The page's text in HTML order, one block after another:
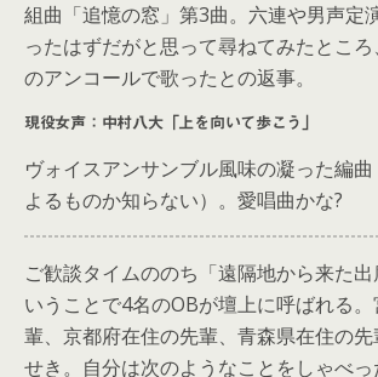
組曲「追憶の窓」第3曲。六連や男声定
ったはずだがと思って尋ねてみたとこ
のアンコールで歌ったとの返事。
現役女声：中村八大「上を向いて歩こう」
ヴォイスアンサンブル風味の凝った編
よるものか知らない）。愛唱曲かな?
ご歓談タイムののち「遠隔地から来た
いうことで4名のOBが壇上に呼ばれる
輩、京都府在住の先輩、青森県在住の
せき。自分は次のようなことをしゃべっ